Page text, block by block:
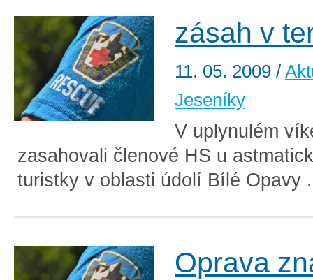
zásah v
11. 05. 2009 /
Jeseníky
V uplynulém
zasahovali členové HS u
turistky v oblasti údolí Bílé Opavy
Oprava